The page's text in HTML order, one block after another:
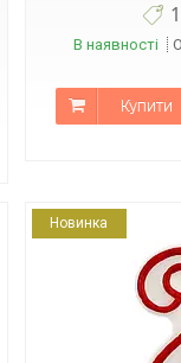
В наявності
Купити
Новинка